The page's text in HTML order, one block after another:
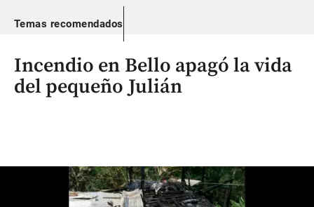
Temas recomendados
Incendio en Bello apagó la vida
del pequeño Julián